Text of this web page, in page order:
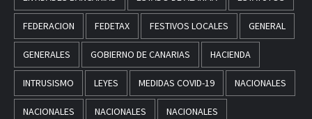
FEDERACION FEDETAX FESTIVOS LOCALES GENERAL
GENERALES GOBIERNO DE CANARIAS HACIENDA
INTRUSISMO LEYES MEDIDAS COVID-19 NACIONALES
NACIONALES NACIONALES NACIONALES